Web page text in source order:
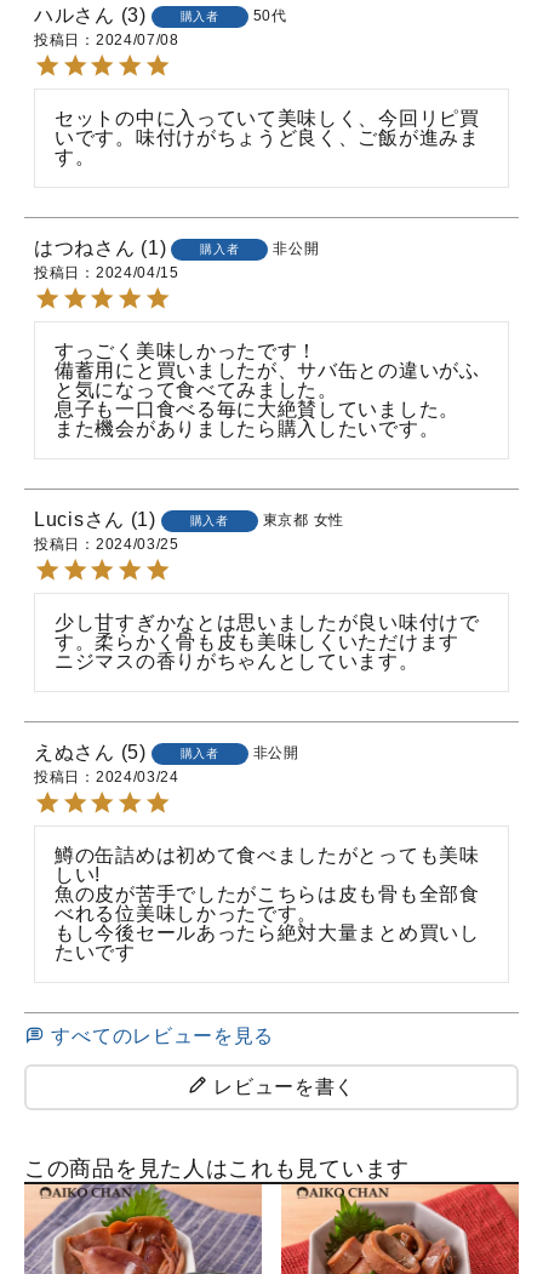
ハル 3 購入者
50代
投稿日
2024/07/08
セットの中に入っていて美味しく、今回リピ買
いです。味付けがちょうど良く、ご飯が進みま
す。
はつね 1 購入者
非公開
投稿日
2024/04/15
すっごく美味しかったです！
備蓄用にと買いましたが、サバ缶との違いがふ
と気になって食べてみました。
息子も一口食べる毎に大絶賛していました。
また機会がありましたら購入したいです。
Lucis 1 購入者 東京都 女性
投稿日
2024/03/25
少し甘すぎかなとは思いましたが良い味付けで
す。柔らかく骨も皮も美味しくいただけます
ニジマスの香りがちゃんとしています。
えぬ 5 購入者
非公開
投稿日
2024/03/24
鱒の缶詰めは初めて食べましたがとっても美味
しい!
魚の皮が苦手でしたがこちらは皮も骨も全部食
べれる位美味しかったです。
もし今後セールあったら絶対大量まとめ買いし
たいです
すべてのレビューを見る
レビューを書く
この商品を見た人はこれも見ています